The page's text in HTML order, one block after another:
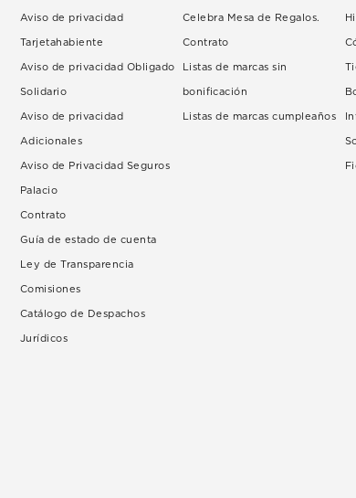
Aviso de privacidad
Tarjetahabiente
Aviso de privacidad Obligado
Solidario
Aviso de privacidad
Adicionales
Aviso de Privacidad Seguros
Palacio
Contrato
Guía de estado de cuenta
Ley de Transparencia
Comisiones
Catálogo de Despachos
Jurídicos
Celebra Mesa de Regalos.
Contrato
Listas de marcas sin
bonificación
Listas de marcas cumpleaños